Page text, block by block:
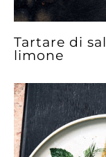
Tartare di
limone